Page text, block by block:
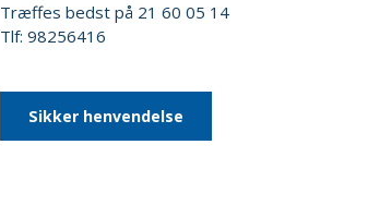
Træffes bedst på 21 60 05 14
Tlf: 98256416
Sikker henvendelse